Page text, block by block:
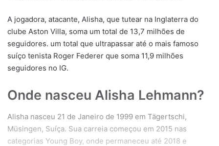
A jogadora, atacante, Alisha, que tutear na Inglaterra do
clube Aston Villa, soma um total de 13,7 milhões de
seguidores. um total que ultrapassar até o mais famoso
suíço tenista Roger Federer que soma 11,9 milhões
seguidores no IG.
Onde nasceu Alisha Lehmann?
Alisha nasceu 21 de Janeiro de 1999 em Tägertschi,
Müsingen, Suíça. Sua carreia começou em 2015 nas
categorias Young Boy, onde permaneceu até 2018 e